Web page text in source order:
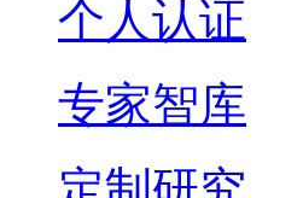
个人认证
专家智库